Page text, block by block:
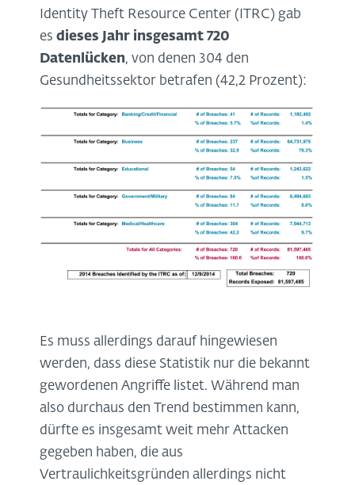
Identity Theft Resource Center (ITRC) gab
es dieses Jahr insgesamt 720
Datenlücken, von denen 304 den
Gesundheitssektor betrafen (42,2 Prozent):
Es muss allerdings darauf hingewiesen
werden, dass diese Statistik nur die bekannt
gewordenen Angriffe listet. Während man
also durchaus den Trend bestimmen kann,
dürfte es insgesamt weit mehr Attacken
gegeben haben, die aus
Vertraulichkeitsgründen allerdings nicht